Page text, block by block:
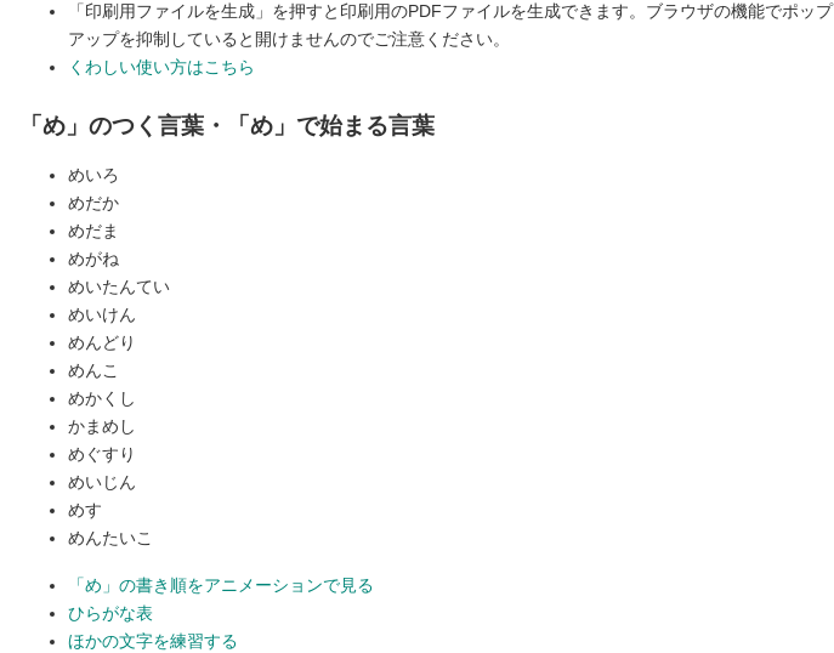
「印刷用ファイルを生成」を押すと印刷用のPDFファイルを生成できます。ブラウザの機能でポップ
アップを抑制していると開けませんのでご注意ください。
くわしい使い方はこちら
「め」のつく言葉・「め」で始まる言葉
めいろ
めだか
めだま
めがね
めいたんてい
めいけん
めんどり
めんこ
めかくし
かまめし
めぐすり
めいじん
めす
めんたいこ
「め」の書き順をアニメーションで見る
ひらがな表
ほかの文字を練習する